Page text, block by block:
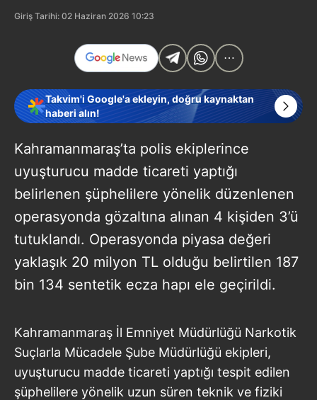
Giriş Tarihi: 02 Haziran 2026 10:23
Takvim'i Google'a ekleyin, doğru kaynaktan
haberi alın!
Kahramanmaraş’ta polis ekiplerince
uyuşturucu madde ticareti yaptığı
belirlenen şüphelilere yönelik düzenlenen
operasyonda gözaltına alınan 4 kişiden 3’ü
tutuklandı. Operasyonda piyasa değeri
yaklaşık 20 milyon TL olduğu belirtilen 187
bin 134 sentetik ecza hapı ele geçirildi.
Kahramanmaraş İl Emniyet Müdürlüğü Narkotik
Suçlarla Mücadele Şube Müdürlüğü ekipleri,
uyuşturucu madde ticareti yaptığı tespit edilen
şüphelilere yönelik uzun süren teknik ve fiziki